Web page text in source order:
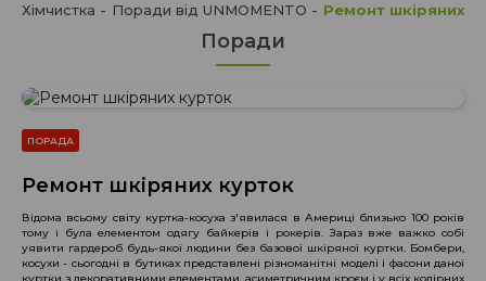
Хімчистка Поради від UNMOMENTO Ремонт шкіряних
Поради
ПОРАДА
Ремонт шкіряних курток
Відома всьому світу куртка-косуха з'явилася в Америці близько 100 років
тому і була елементом одягу байкерів і рокерів. Зараз вже важко собі
уявити гардероб будь-якої людини без базової шкіряної куртки. Бомбери,
косухи - сьогодні в бутиках представлені різноманітні моделі і фасони даної